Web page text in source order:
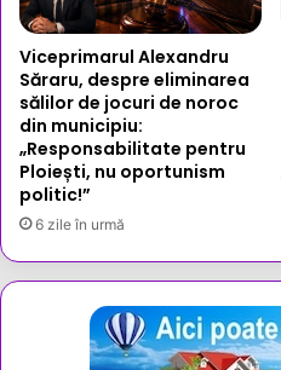
Viceprimarul Alexandru
Săraru, despre eliminarea
sălilor de jocuri de noroc
din municipiu:
„Responsabilitate pentru
Ploiești, nu oportunism
politic!”
6 zile în urmă